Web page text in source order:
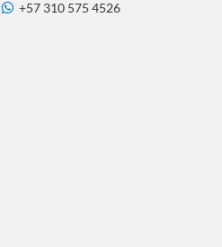
+57 310 575 4526